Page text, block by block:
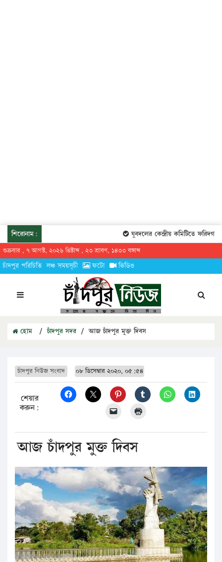
শিরোনাম: যুবদলের কেন্দ্রীয় কমিটিতে ফরিদগঞ্জের
শুক্রবার , ৭ আগস্ট, ২০২৬ খ্রিষ্টাব্দ , ২৩ শ্রাবণ, ১৪৩৩ বঙ্গাব্দ
চাঁদপুর পরিচিতি লঞ্চ সময়সূচী ফটো ভিডিও
হোম / চাঁদপুর সদর / আজ চাঁদপুর মুক্ত দিবস
চাঁদপুর নিউজ সংবাদ ০৮ ডিসেম্বার ২০২০, ০৫:৫৪
শেয়ার
করুন:
আজ চাঁদপুর মুক্ত দিবস